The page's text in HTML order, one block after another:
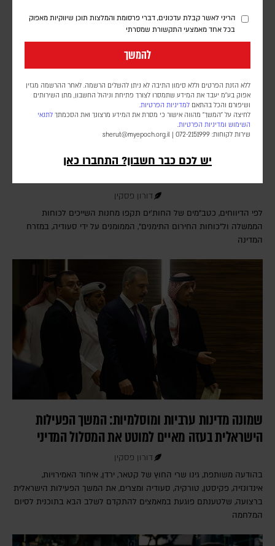
הריני לאשר קבלת עדכונים, דברי פרסומת והמלצות תוכן שיווקיות מאפוק
בכל אחד מאמצעי התקשורת שמסרתי
להמשך
ללא הזנת הפרטים וללא סימון התיבה לא ניתן להשלים הרשמה. לאחר ההרשמה מגזין
אפוק בע״מ יעבד את המידע שתמסרו לצורך פתיחת וניהול החשבון, מתן השירותים
ושיפורם והכל בהתאם למדיניות הפרטיות.
לחיצה על "המשך" מהווה אישור כי מסרת את המידע מרצונך ואת הסכמתך לתנאי
השימוש ומדיניות הפרטיות.
שירות לקוחות: 072-2151999 |
sherut@myepoch.org.il
יש לכם כבר חשבון? התחברו כאן
דיווחים בתימן: עשרות הרוגים בתקיפה חות'ית על
דורון פסקין
לפי הדיווחים, כטב"מים של החות'ים תקפו מחנות השייכים לכוחות
הממשלה ול"כוחות החירום התימנים", הממומנים על ידי סעודיה, במזרח
המדינה
שמונה מדינות ערביות ומוסלמיות: המשך הפעילות
הישראלית בעזה מאיים למוטט את המסלול המדיני
דורון פסקין
בהודעה משותפת, גינו שרי החוץ של קטאר, ירדן, איחוד האמירויות,
אינדונזיה, פקיסטן, טורקיה, סעודיה ומצרים, את המשך הפעילות הישראלית
ברצועה, שלטענתם פוגעת במאמצים להתקדם לשלב הבא בתוכנית לסיום
המלחמה